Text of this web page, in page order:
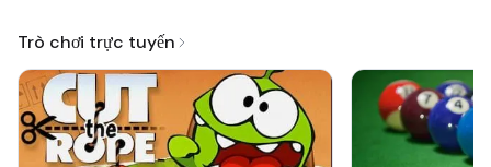
Trò chơi trực tuyến